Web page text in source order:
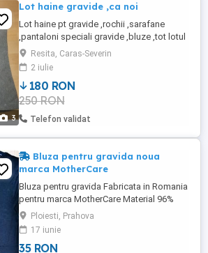
3
Lot haine gravide ,ca noi
Lot haine pt gravide ,rochii ,sarafane
,pantaloni speciali gravide ,bluze ,tot lotul
180 lei .
Resita, Caras-Severin
2 iulie
180 RON
250 RON
Telefon validat
Bluza pentru gravida noua
marca MotherCare
Bluza pentru gravida Fabricata in Romania
pentru marca MotherCare Material 96%
vascoza, 4% elastan Marime 14/42
Culoare: negru Este noua, cu eticheta.
Taietura sub piept, poate fi purtata si in
perioada sarcinii si dupa. Are fermoar
Ploiesti, Prahova
17 iunie
35 RON